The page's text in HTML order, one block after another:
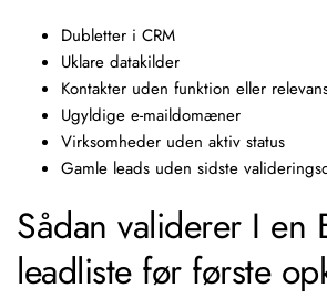
Dubletter i CRM
Uklare datakilder
Kontakter uden funktion eller
Ugyldige e-maildomæner
Virksomheder uden aktiv status
Gamle leads uden sidste
Sådan validerer I en
leadliste før første